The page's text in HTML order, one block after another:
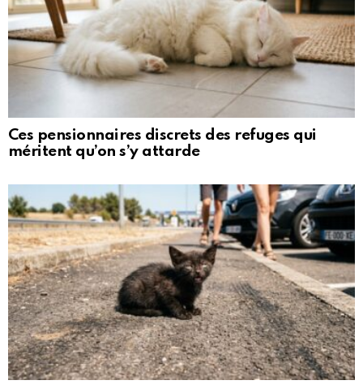
Ces pensionnaires discrets des refuges qui
méritent qu’on s’y attarde